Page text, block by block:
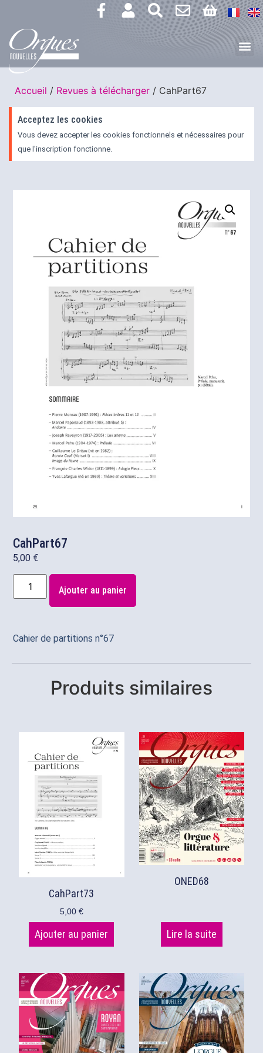
Accueil / Revues à télécharger / CahPart67
Acceptez les cookies
Vous devez accepter les cookies fonctionnels et nécessaires pour
que l'inscription fonctionne.
CahPart67
5,00 €
Ajouter au panier
Cahier de partitions n°67
Produits similaires
CahPart73
5,00 €
Ajouter au panier
ONED68
Lire la suite